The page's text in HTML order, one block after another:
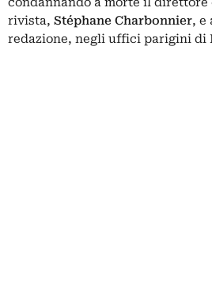
rivista, Stéphane Charbonnier, e
redazione, negli uffici parigini di